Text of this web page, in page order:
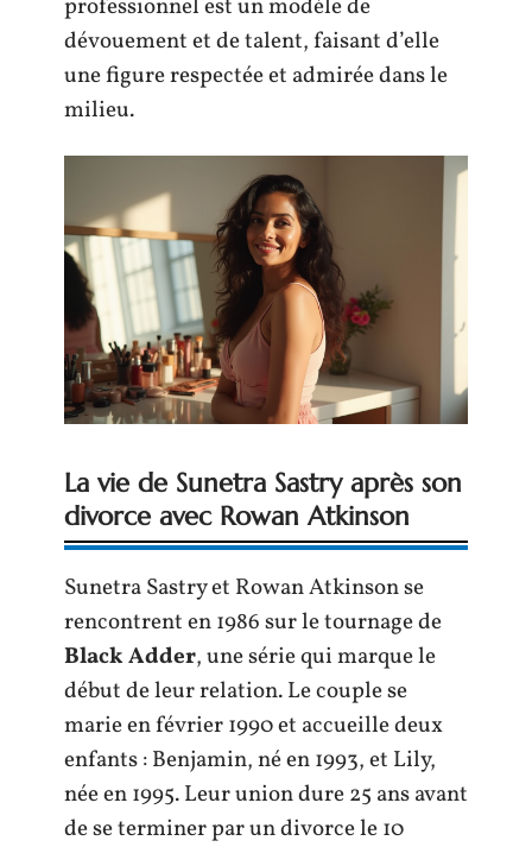
professionnel est un modèle de
dévouement et de talent, faisant d’elle
une figure respectée et admirée dans le
milieu.
La vie de Sunetra Sastry après son
divorce avec Rowan Atkinson
Sunetra Sastry et Rowan Atkinson se
rencontrent en 1986 sur le tournage de
Black Adder, une série qui marque le
début de leur relation. Le couple se
marie en février 1990 et accueille deux
enfants : Benjamin, né en 1993, et Lily,
née en 1995. Leur union dure 25 ans avant
de se terminer par un divorce le 10